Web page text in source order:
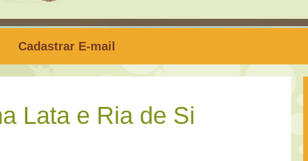
Cadastrar E-mail
Lata e Ria de Si